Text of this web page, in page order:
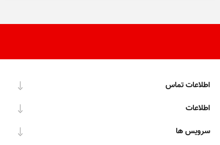
اطلاعات تماس
اطلاعات
سرویس ها